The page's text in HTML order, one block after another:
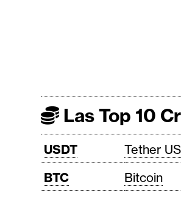
Las Top 10
USDT Tether
BTC
Bitcoin